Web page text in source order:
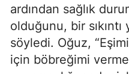
ardından sağlık
olduğunu, bir sıkıntı
söyledi. Oğuz,
için böbreğimi